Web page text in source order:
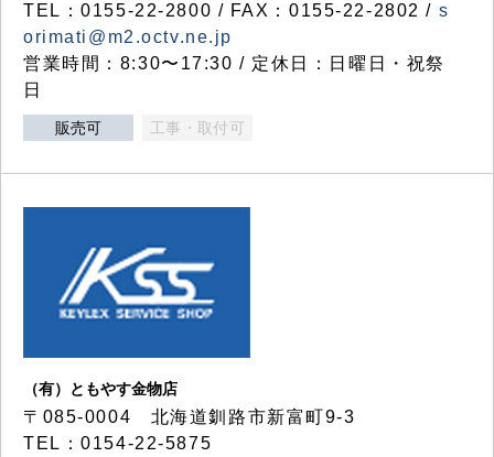
TEL：0155-22-2800 / FAX：0155-22-2802 / s
orimati@m2.octv.ne.jp
営業時間：8:30〜17:30 / 定休日：日曜日・祝祭
日
販売可 工事・取付可
（有）ともやす金物店
〒085-0004 北海道釧路市新富町9-3
TEL：0154-22-5875